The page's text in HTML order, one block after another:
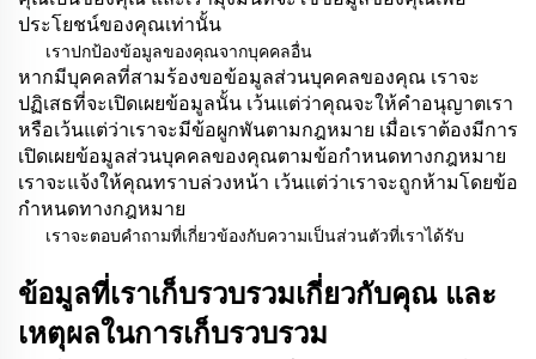
ประโยชน์ของคุณเท่านั้น
เราปกป้องข้อมูลของคุณจากบุคคลอื่น
หากมีบุคคลที่สามร้องขอข้อมูลส่วนบุคคลของคุณ เราจะ
ปฏิเสธที่จะเปิดเผยข้อมูลนั้น เว้นแต่ว่าคุณจะให้คำอนุญาตเรา
หรือเว้นแต่ว่าเราจะมีข้อผูกพันตามกฎหมาย เมื่อเราต้องมีการ
เปิดเผยข้อมูลส่วนบุคคลของคุณตามข้อกำหนดทางกฎหมาย
เราจะแจ้งให้คุณทราบล่วงหน้า เว้นแต่ว่าเราจะถูกห้ามโดยข้อ
กำหนดทางกฎหมาย
เราจะตอบคำถามที่เกี่ยวข้องกับความเป็นส่วนตัวที่เราได้รับ
ข้อมูลที่เราเก็บรวบรวมเกี่ยวกับคุณ และ
เหตุผลในการเก็บรวบรวม